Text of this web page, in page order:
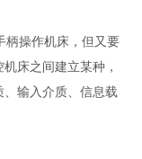
柄操作机床，但又要
床之间建立某种，
输入介质、信息载